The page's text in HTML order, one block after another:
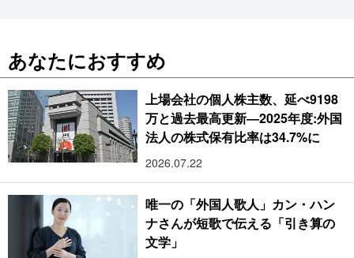
あなたにおすすめ
上場会社の個人株主数、延べ9198
万と過去最高更新―2025年度:外国
法人の株式保有比率は34.7%に
2026.07.22
唯一の「外国人歌人」カン・ハン
ナさんが短歌で伝える「引き算の
文学」